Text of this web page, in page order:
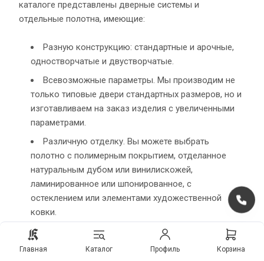
каталоге представлены дверные системы и
отдельные полотна, имеющие:
Разную конструкцию: стандартные и арочные,
одностворчатые и двустворчатые.
Всевозможные параметры. Мы производим не
только типовые двери стандартных размеров, но и
изготавливаем на заказ изделия с увеличенными
параметрами.
Различную отделку. Вы можете выбрать
полотно с полимерным покрытием, отделанное
натуральным дубом или винилискожей,
ламинированное или шпонированное, с
остеклением или элементами художественной
ковки.
При их изготовлении используется усиленный каркас,
дополнительные ребра жесткости, скрытые петли и
Главная Каталог Профиль Корзина